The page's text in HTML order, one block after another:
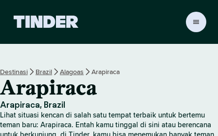
d
a
T
n
d
e
Destinasi Brazil Alagoas Arapiraca
Arapiraca
Arapiraca, Brazil
Lihat situasi kencan di salah satu tempat terbaik untuk bertemu
teman baru: Arapiraca. Entah kamu tinggal di sini atau berencana